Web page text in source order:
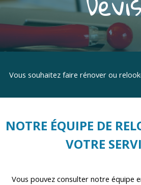
Vous souhaitez faire rénover ou
NOTRE ÉQUIPE DE
VOTRE
Vous pouvez consulter notre équipe